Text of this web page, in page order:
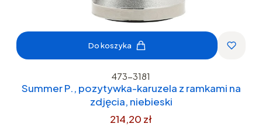
Do koszyka
473-3181
Summer P., pozytywka-karuzela z ramkami na
zdjęcia, niebieski
214,20 zł